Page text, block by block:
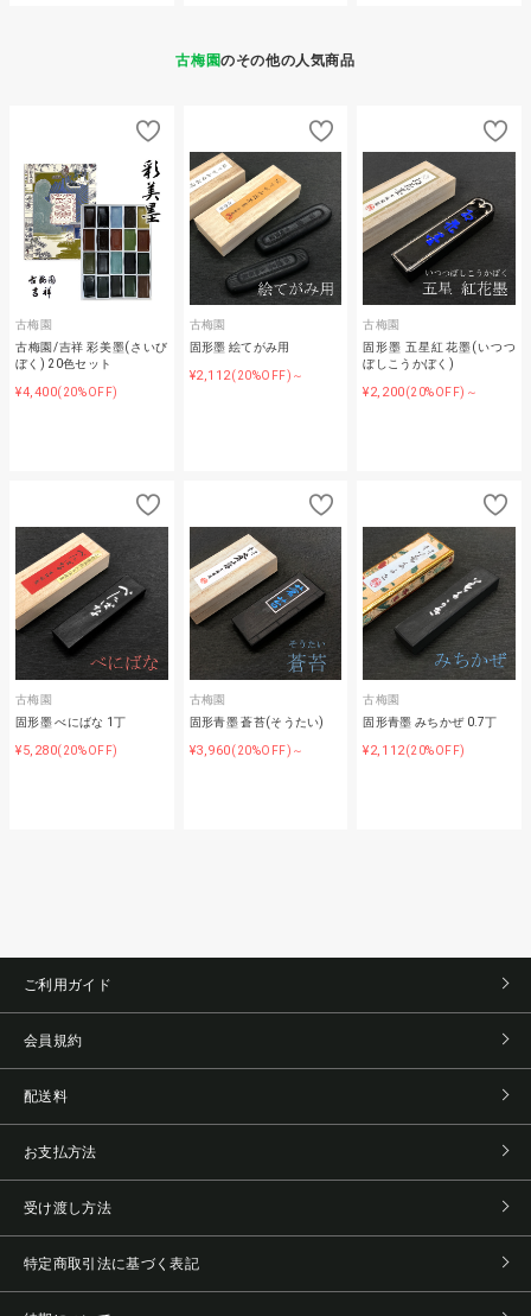
古梅園のその他の人気商品
古梅園
古梅園/吉祥 彩美墨(さいび
ぼく) 20色セット
¥4,400(20%OFF)
古梅園
固形墨 絵てがみ用
¥2,112(20%OFF)～
古梅園
固形墨 五星紅花墨(いつつ
ぼしこうかぼく)
¥2,200(20%OFF)～
古梅園
固形墨 べにばな 1丁
¥5,280(20%OFF)
古梅園
固形青墨 蒼苔(そうたい)
¥3,960(20%OFF)～
古梅園
固形青墨 みちかぜ 0.7丁
¥2,112(20%OFF)
ご利用ガイド
会員規約
配送料
お支払方法
受け渡し方法
特定商取引法に基づく表記